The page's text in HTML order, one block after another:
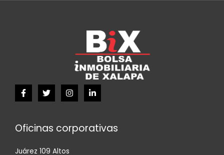
Oficinas corporativas
Juárez 109 Altos